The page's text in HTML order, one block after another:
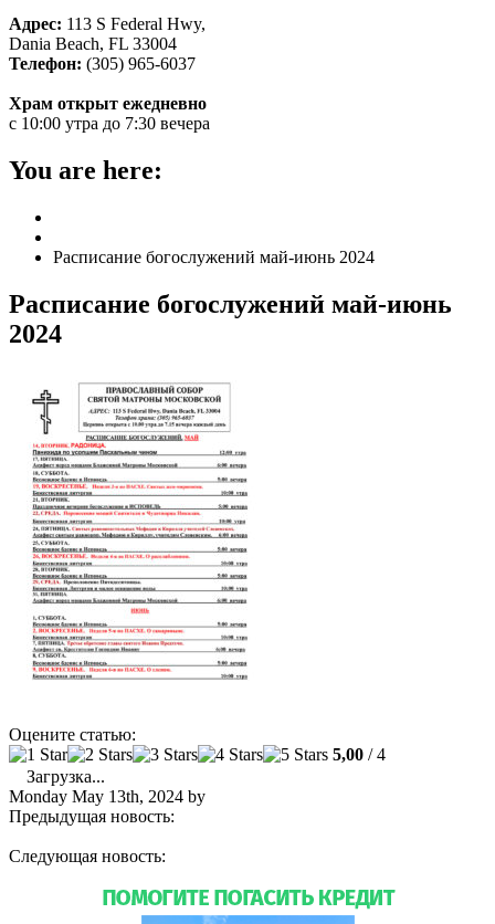
Адрес: 113 S Federal Hwy,
Dania Beach, FL 33004
Телефон: (305) 965-6037
Храм открыт ежедневно
с 10:00 утра до 7:30 вечера
You are here:
Расписание богослужений май-июнь 2024
Расписание богослужений май-июнь
2024
Оцените статью:
5,00 / 4
Загрузка...
Monday May 13th, 2024 by
Предыдущая новость:
Следующая новость: